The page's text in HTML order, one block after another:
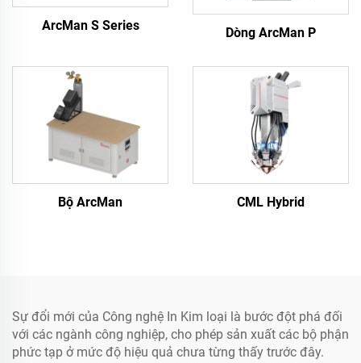
ArcMan S Series Dòng ArcMan P
Bộ ArcMan CML Hybrid
Sự đổi mới của Công nghệ In Kim loại là bước đột phá đối
với các ngành công nghiệp, cho phép sản xuất các bộ phận
phức tạp ở mức độ hiệu quả chưa từng thấy trước đây.